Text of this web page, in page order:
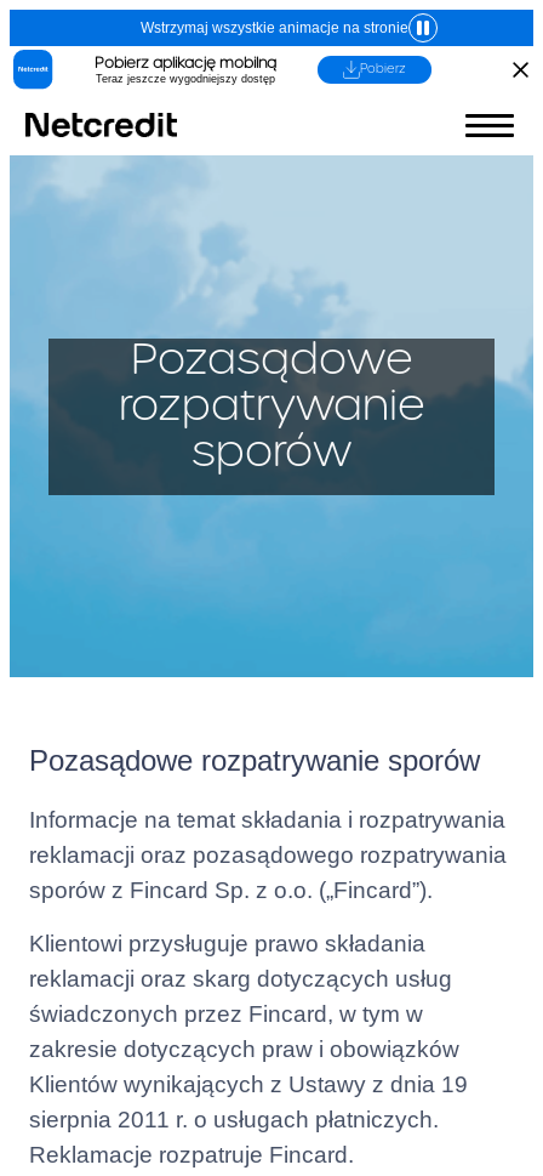
Wstrzymaj wszystkie animacje na stronie
Pobierz aplikację mobilną
Teraz jeszcze wygodniejszy dostęp
Pobierz
Pozasądowe
rozpatrywanie
sporów
Pozasądowe rozpatrywanie sporów
Informacje na temat składania i rozpatrywania
reklamacji oraz pozasądowego rozpatrywania
sporów z Fincard Sp. z o.o. („Fincard”).
Klientowi przysługuje prawo składania
reklamacji oraz skarg dotyczących usług
świadczonych przez Fincard, w tym w
zakresie dotyczących praw i obowiązków
Klientów wynikających z Ustawy z dnia 19
sierpnia 2011 r. o usługach płatniczych.
Reklamacje rozpatruje Fincard.